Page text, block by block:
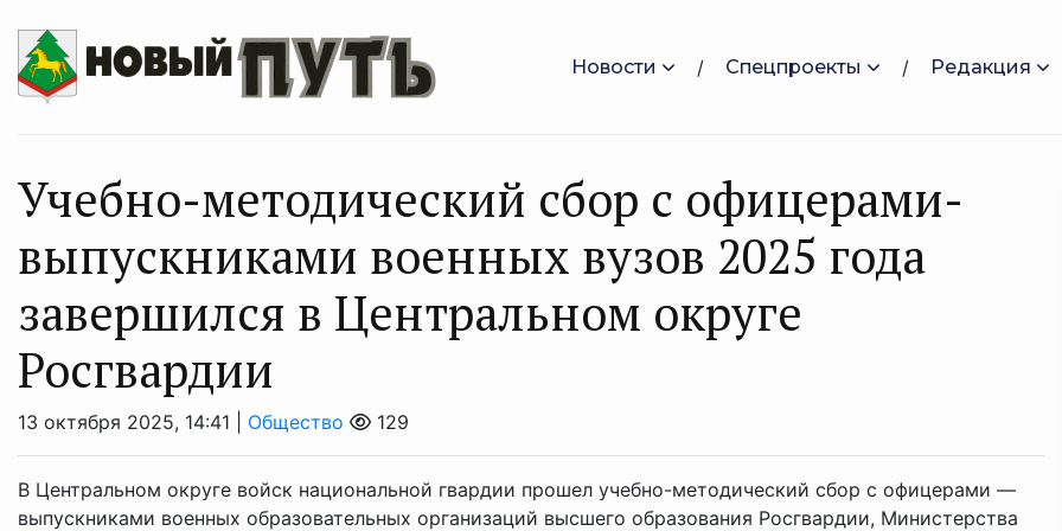
Новости Спецпроекты Редакция
Учебно-методический сбор с офицерами-
выпускниками военных вузов 2025 года
завершился в Центральном округе
Росгвардии
13 октября 2025, 14:41 | Общество 129
В Центральном округе войск национальной гвардии прошел учебно-методический сбор с офицерами —
выпускниками военных образовательных организаций высшего образования Росгвардии, Министерства